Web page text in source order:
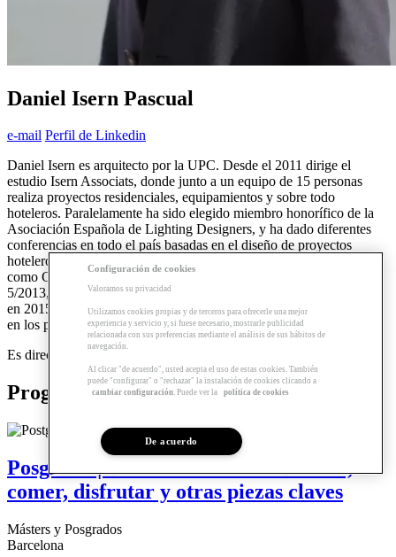
Daniel Isern Pascual
e-mail Perfil de Linkedin
Daniel Isern es arquitecto por la UPC. Desde el 2011 dirige el
estudio Isern Associats, donde junto a un equipo de 15 personas
realiza proyectos residenciales, equipamientos y sobre todo
hoteleros. Paralelamente ha sido elegido miembro honorífico de la
Asociación Española de Lighting Designers, y ha dado diferentes
conferencias en todo el país basadas en el diseño de proyectos
hoteleros. Sus obras han sido publicadas en varias revistas, tales
como GA Houses num 134, AD Germany num 9/2013, Haüser
5/2013,ON magazine 11/2018. Ha sido finalista del WAN awards
en 2015 y 2018, y ha sido galardonado con una mención de honor
en los premios catalunya construccio 2018.
Es director del postgrado en Diseño del Hotel 3.0.
Programas relacionados
Posgrado | Diseño de Hoteles: Dormir,
comer, disfrutar y otras piezas claves
Másters y Posgrados
Barcelona
Configuración de cookies
Valoramos su privacidad
Utilizamos cookies propias y de terceros para ofrecerle una mejor
experiencia y servicio y, si fuese necesario, mostrarle publicidad
relacionada con sus preferencias mediante el análisis de sus hábitos de
navegación.
Al clicar "de acuerdo", usted acepta el uso de estas cookies. También
puede "configurar" o "rechazar" la instalación de cookies clicando a
cambiar configuración. Puede ver la política de cookies
De acuerdo